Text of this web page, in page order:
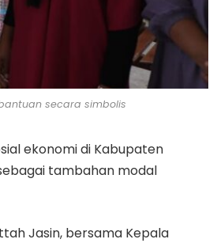
secara simbolis
ekonomi di Kabupaten
tambahan modal
Jasin, bersama Kepala